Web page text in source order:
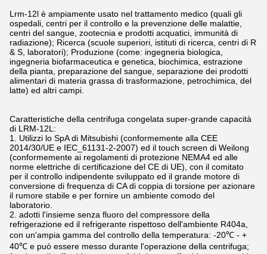
Lrm-12l è ampiamente usato nel trattamento medico (quali gli
ospedali, centri per il controllo e la prevenzione delle malattie,
centri del sangue, zootecnia e prodotti acquatici, immunità di
radiazione); Ricerca (scuole superiori, istituti di ricerca, centri di R
& S, laboratori); Produzione (come: ingegneria biologica,
ingegneria biofarmaceutica e genetica, biochimica, estrazione
della pianta, preparazione del sangue, separazione dei prodotti
alimentari di materia grassa di trasformazione, petrochimica, del
latte) ed altri campi.
Caratteristiche della centrifuga congelata super-grande capacità
di LRM-12L:
1. Utilizzi lo SpA di Mitsubishi (conformemente alla CEE
2014/30/UE e IEC_61131-2-2007) ed il touch screen di Weilong
(conformemente ai regolamenti di protezione NEMA4 ed alle
norme elettriche di certificazione del CE di UE), con il comitato
per il controllo indipendente sviluppato ed il grande motore di
conversione di frequenza di CA di coppia di torsione per azionare
il rumore stabile e per fornire un ambiente comodo del
laboratorio.
2. adotti l'insieme senza fluoro del compressore della
refrigerazione ed il refrigerante rispettoso dell'ambiente R404a,
con un'ampia gamma del controllo della temperatura: -20℃ - +
40℃ e può essere messo durante l'operazione della centrifuga;